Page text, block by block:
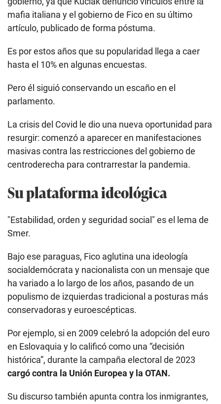
mafia italiana y el gobierno de Fico en su último
artículo, publicado de forma póstuma.
Es por estos años que su popularidad llega a caer
hasta el 10% en algunas encuestas.
Pero él siguió conservando un escaño en el
parlamento.
La crisis del Covid le dio una nueva oportunidad para
resurgir: comenzó a aparecer en manifestaciones
masivas contra las restricciones del gobierno de
centroderecha para contrarrestar la pandemia.
Su plataforma ideológica
"Estabilidad, orden y seguridad social" es el lema de
Smer.
Bajo ese paraguas, Fico aglutina una ideología
socialdemócrata y nacionalista con un mensaje que
ha variado a lo largo de los años, pasando de un
populismo de izquierdas tradicional a posturas más
conservadoras y euroescépticas.
Por ejemplo, si en 2009 celebró la adopción del euro
en Eslovaquia y lo calificó como una “decisión
histórica”, durante la campaña electoral de 2023
cargó contra la Unión Europea y la OTAN.
Su discurso también apunta contra los inmigrantes,